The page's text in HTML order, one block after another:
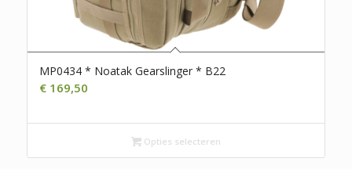
MP0434 * Noatak Gearslinger * B22
€169,50
Opties selecteren